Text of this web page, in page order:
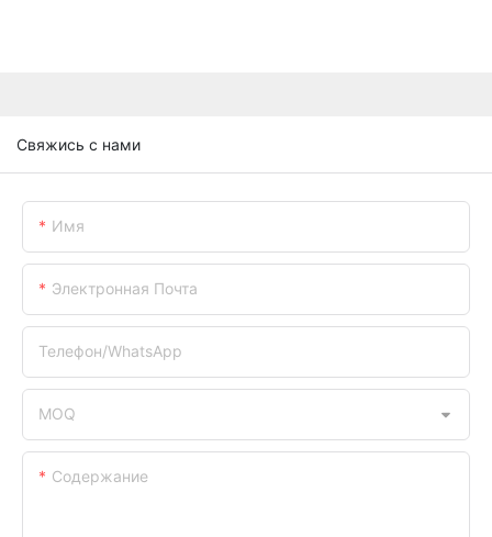
Свяжись с нами
Имя
Электронная Почта
Телефон/WhatsApp
MOQ
Содержание